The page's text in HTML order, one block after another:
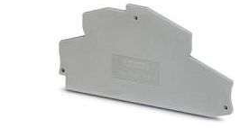
Под заказ